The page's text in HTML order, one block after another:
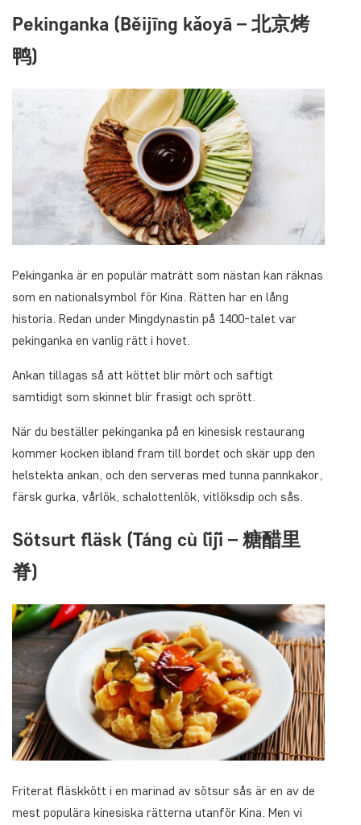
Pekinganka (Běijīng kǎoyā – 北京烤
鸭)
Pekinganka är en populär maträtt som nästan kan räknas
som en nationalsymbol för Kina. Rätten har en lång
historia. Redan under Mingdynastin på 1400-talet var
pekinganka en vanlig rätt i hovet.
Ankan tillagas så att köttet blir mört och saftigt
samtidigt som skinnet blir frasigt och sprött.
När du beställer pekinganka på en kinesisk restaurang
kommer kocken ibland fram till bordet och skär upp den
helstekta ankan, och den serveras med tunna pannkakor,
färsk gurka, vårlök, schalottenlök, vitlöksdip och sås.
Sötsurt fläsk (Táng cù lǐjǐ – 糖醋里
脊)
Friterat fläskkött i en marinad av sötsur sås är en av de
mest populära kinesiska rätterna utanför Kina. Men vi